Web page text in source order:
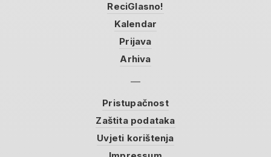
ReciGlasno!
Kalendar
Prijava
Arhiva
Pristupačnost
Zaštita podataka
Uvjeti korištenja